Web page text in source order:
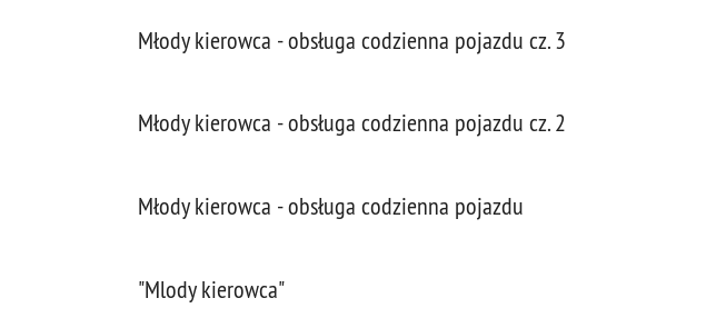
Młody kierowca - obsługa codzienna pojazdu cz. 3
Młody kierowca - obsługa codzienna pojazdu cz. 2
Młody kierowca - obsługa codzienna pojazdu
"Mlody kierowca"